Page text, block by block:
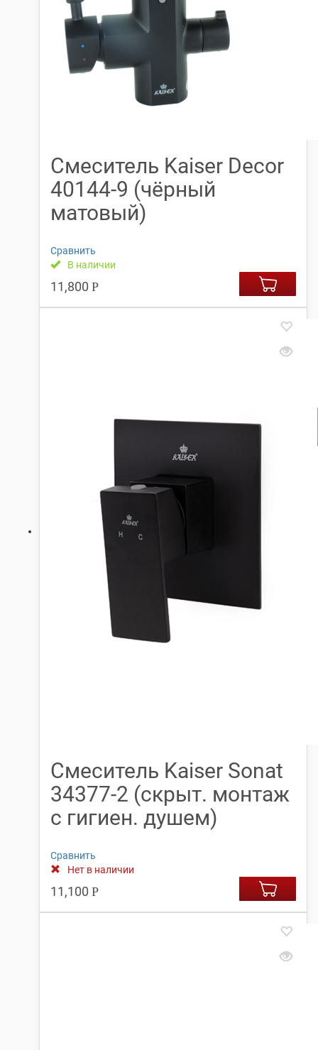
Смеситель Kaiser Decor
40144-9 (чёрный
матовый)
Сравнить
В наличии
11,800 Р
Смеситель Kaiser Sonat
34377-2 (скрыт. монтаж
с гигиен. душем)
Сравнить
Нет в наличии
11,100 Р